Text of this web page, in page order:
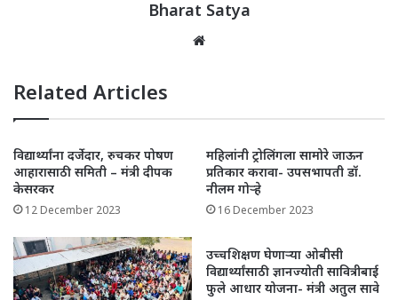
Bharat Satya
Related Articles
विद्यार्थ्यांना दर्जेदार, रुचकर पोषण
आहारासाठी समिती – मंत्री दीपक
केसरकर
12 December 2023
महिलांनी ट्रोलिंगला सामोरे जाऊन
प्रतिकार करावा- उपसभापती डॉ.
नीलम गोऱ्हे
16 December 2023
उच्चशिक्षण घेणाऱ्या ओबीसी
विद्यार्थ्यांसाठी ज्ञानज्योती सावित्रीबाई
फुले आधार योजना- मंत्री अतुल सावे